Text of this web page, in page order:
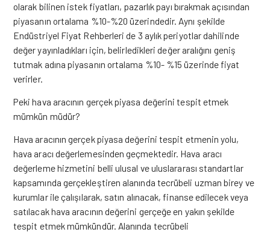
olarak bilinen istek fiyatları, pazarlık payı bırakmak açısından
piyasanın ortalama %10-%20 üzerindedir. Aynı şekilde
Endüstriyel Fiyat Rehberleri de 3 aylık periyotlar dahilinde
değer yayınladıkları için, belirledikleri değer aralığını geniş
tutmak adına piyasanın ortalama %10- %15 üzerinde fiyat
verirler.
Peki hava aracının gerçek piyasa değerini tespit etmek
mümkün müdür?
Hava aracının gerçek piyasa değerini tespit etmenin yolu,
hava aracı değerlemesinden geçmektedir. Hava aracı
değerleme hizmetini belli ulusal ve uluslararası standartlar
kapsamında gerçekleştiren alanında tecrübeli uzman birey ve
kurumlar ile çalışılarak, satın alınacak, finanse edilecek veya
satılacak hava aracının değerini gerçeğe en yakın şekilde
tespit etmek mümkündür. Alanında tecrübeli